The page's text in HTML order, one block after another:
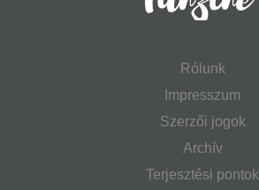
Rólunk
Impresszum
Szerzői jogok
Archív
Terjesztési pontok